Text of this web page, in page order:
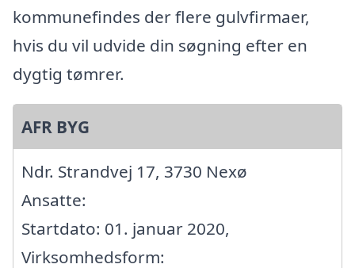
kommunefindes der flere gulvfirmaer,
hvis du vil udvide din søgning efter en
dygtig tømrer.
AFR BYG
Ndr. Strandvej 17, 3730 Nexø
Ansatte:
Startdato: 01. januar 2020,
Virksomhedsform: